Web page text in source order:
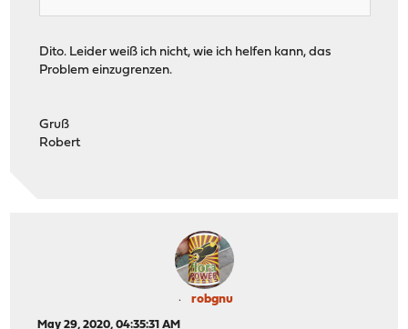
Dito. Leider weiß ich nicht, wie ich helfen kann, das
Problem einzugrenzen.
Gruß
Robert
robgnu
May 29, 2020, 04:35:31 AM